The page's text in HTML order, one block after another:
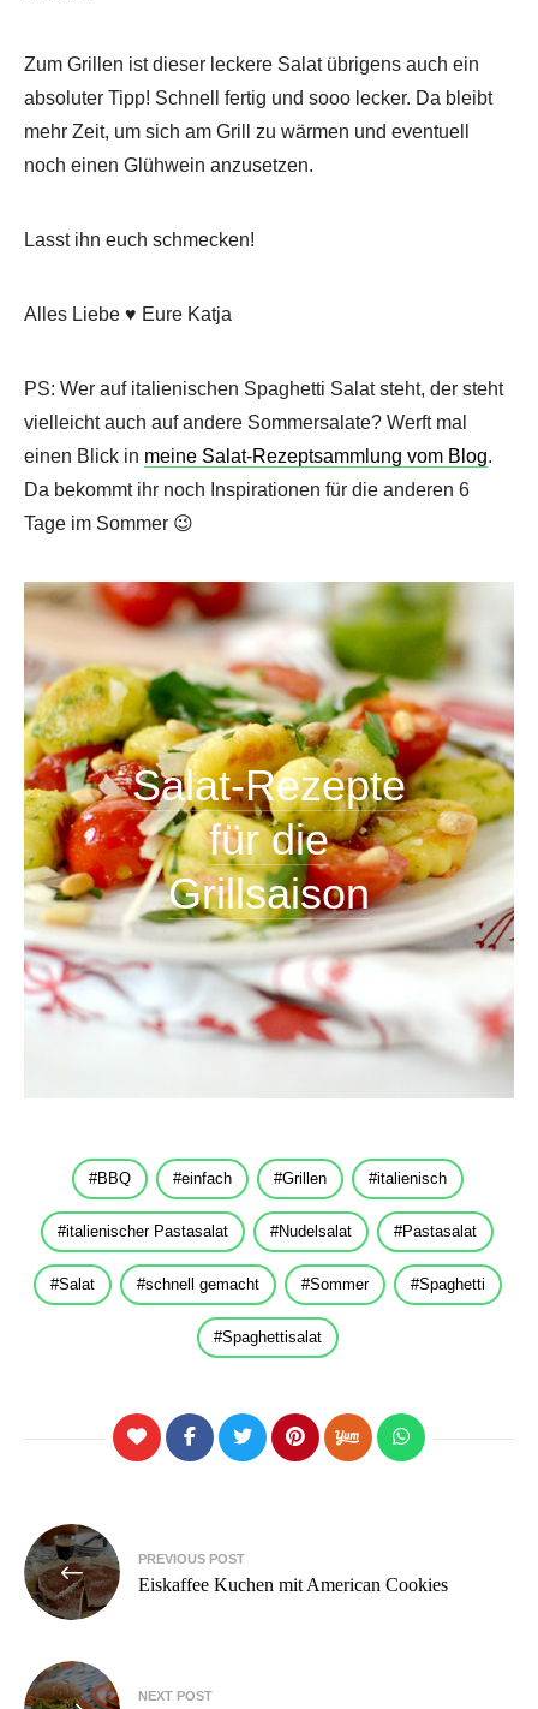
Zum Grillen ist dieser leckere Salat übrigens auch ein
absoluter Tipp! Schnell fertig und sooo lecker. Da bleibt
mehr Zeit, um sich am Grill zu wärmen und eventuell
noch einen Glühwein anzusetzen.
Lasst ihn euch schmecken!
Alles Liebe ♥ Eure Katja
PS: Wer auf italienischen Spaghetti Salat steht, der steht
vielleicht auch auf andere Sommersalate? Werft mal
einen Blick in meine Salat-Rezeptsammlung vom Blog.
Da bekommt ihr noch Inspirationen für die anderen 6
Tage im Sommer 😉
Salat-Rezepte
für die
Grillsaison
BBQ einfach Grillen italienisch
italienischer Pastasalat Nudelsalat Pastasalat
Salat schnell gemacht Sommer Spaghetti
Spaghettisalat
Beitragsnavigation
PREVIOUS POST
Eiskaffee Kuchen mit American Cookies
NEXT POST